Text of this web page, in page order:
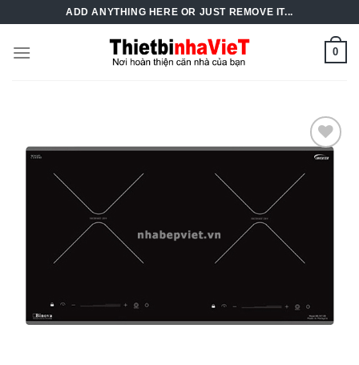
content
ADD ANYTHING HERE OR JUST REMOVE IT...
0
Add to
Wishlist